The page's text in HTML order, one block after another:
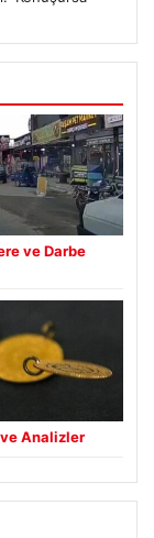
ve Darbe
ve Analizler